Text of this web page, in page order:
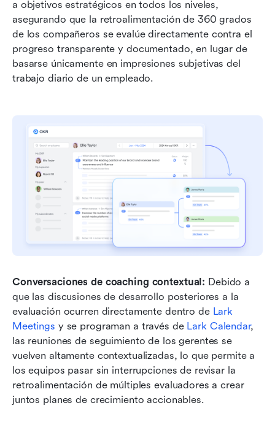
a objetivos estratégicos en todos los niveles,
asegurando que la retroalimentación de 360 grados
de los compañeros se evalúe directamente contra el
progreso transparente y documentado, en lugar de
basarse únicamente en impresiones subjetivas del
trabajo diario de un empleado.
Conversaciones de coaching contextual: Debido a
que las discusiones de desarrollo posteriores a la
evaluación ocurren directamente dentro de Lark
Meetings y se programan a través de Lark Calendar,
las reuniones de seguimiento de los gerentes se
vuelven altamente contextualizadas, lo que permite a
los equipos pasar sin interrupciones de revisar la
retroalimentación de múltiples evaluadores a crear
juntos planes de crecimiento accionables.